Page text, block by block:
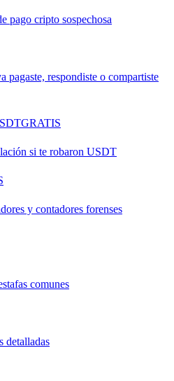
pago cripto sospechosa
pagaste, respondiste o compartiste
GRATIS
si te robaron USDT
y contadores forenses
comunes
detalladas